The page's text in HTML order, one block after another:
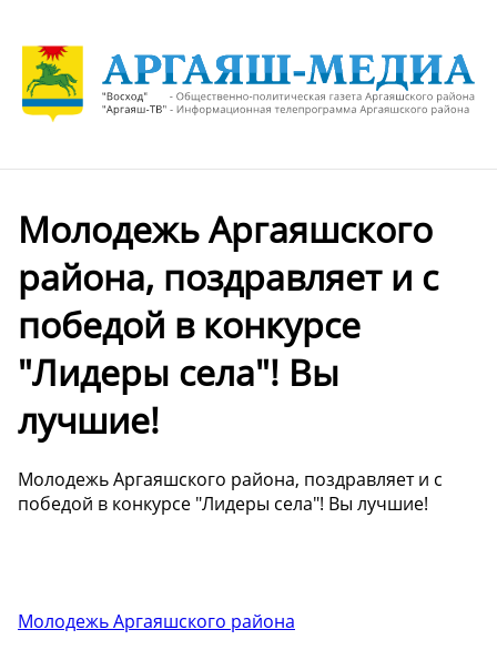
Молодежь Аргаяшского
района, поздравляет и с
победой в конкурсе
"Лидеры села"! Вы
лучшие!
Молодежь Аргаяшского района, поздравляет и с
победой в конкурсе "Лидеры села"! Вы лучшие!
Молодежь Аргаяшского района